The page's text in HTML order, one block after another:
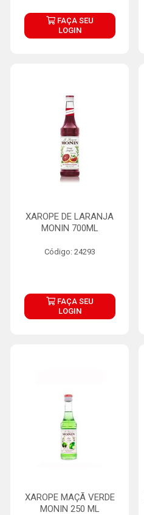
FAÇA SEU
LOGIN
XAROPE DE LARANJA
MONIN 700ML
Código: 24293
FAÇA SEU
LOGIN
XAROPE MAÇÃ VERDE
MONIN 250 ML